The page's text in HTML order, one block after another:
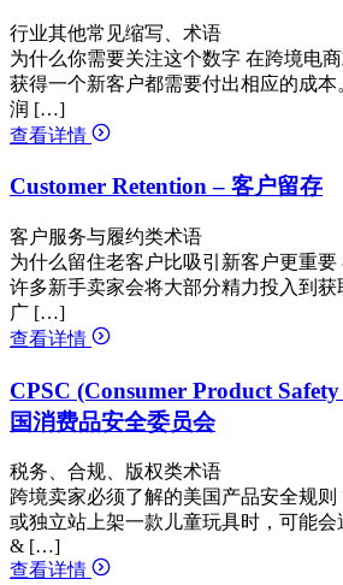
行业其他常见缩写、术语
为什么你需要关注这个数字 在跨境电
获得一个新客户都需要付出相应的成本
润 […]
查看详情
Customer Retention – 客户留存
客户服务与履约类术语
为什么留住老客户比吸引新客户更重要
许多新手卖家会将大部分精力投入到
广 […]
查看详情
CPSC (Consumer Product
国消费品安全委员会
税务、合规、版权类术语
跨境卖家必须了解的美国产品安全规则
或独立站上架一款儿童玩具时，可能
& […]
查看详情